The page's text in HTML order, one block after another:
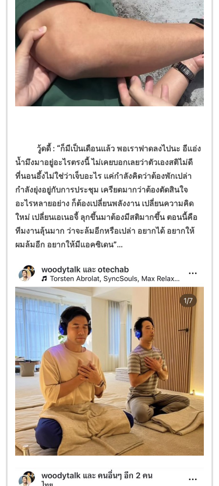
วู้ดดี้ : “ก็มีเป็นเดือนแล้ว พอเราฟาดลงไปนะ อีแอ่ง
น้ำมึงมาอยู่อะไรตรงนี้ไม่เคยบอกเลยว่าตัวเองสติไม่ดี
ที่นอนอึ้งไม่ใช่ว่าเจ็บอะไร แค่กำลังคิดว่าต้องพักเปล่า
กำลังยุ่งอยู่กับการประชุม เครียดมากว่าต้องตัดสินใจ
อะไรหลายอย่าง ก็ต้องเปลี่ยนพลังงาน เปลี่ยนความคิด
ใหม่ เปลี่ยนเอเนอจี้ ลุกขึ้นมาต้องมีสติมากขึ้น ตอนนี้คือ
ทีมงานลุ้นมาก ว่าจะล้มอีกหรือเปล่า อยากได้ อยากให้
ผมล้มอีก อยากให้มีแอคซิเดน”...